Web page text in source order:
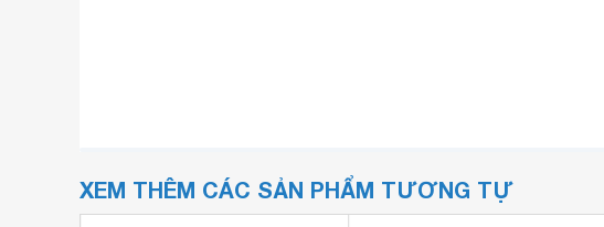
XEM THÊM CÁC SẢN PHẨM TƯƠNG TỰ